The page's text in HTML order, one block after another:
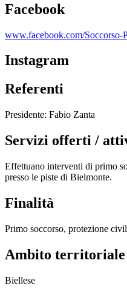
Facebook
www.facebook.com/Soccorso-
Instagram
Referenti
Presidente: Fabio Zanta
Servizi offerti /
Effettuano interventi di primo
presso le piste di Bielmonte.
Finalità
Primo soccorso, protezione
Ambito territoriale
Biellese